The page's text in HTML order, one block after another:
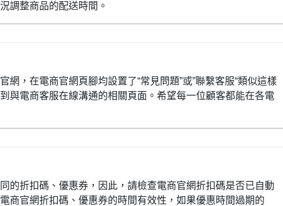
調整商品的配送時間。
，在電商官網頁腳均設置了“常見問題”或”聯繫客服“類似這樣
與電商客服在線溝通的相關頁面。希望每一位顧客都能在各電
的折扣碼、優惠券，因此，請檢查電商官網折扣碼是否已自動
商官網折扣碼、優惠券的時間有效性，如果優惠時間過期的